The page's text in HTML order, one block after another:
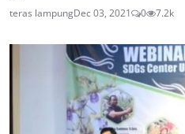
teras lampungDec 03, 2021 0 7.2k